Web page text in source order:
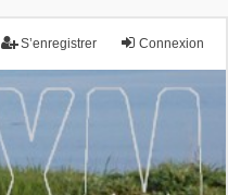
Connexion
S’enregistrer